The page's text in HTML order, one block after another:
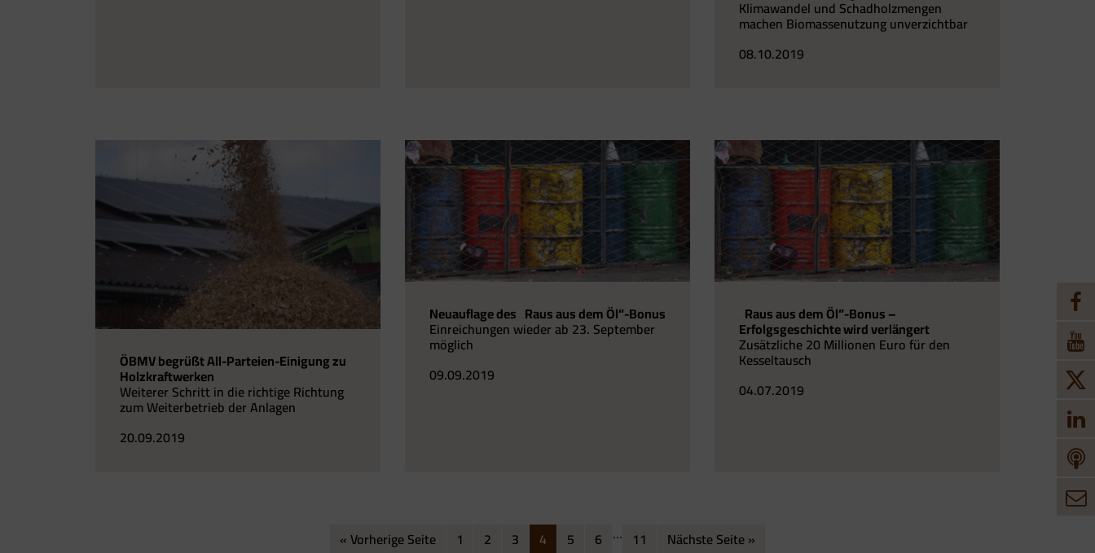
Klimawandel und Schadholzmengen
machen Biomassenutzung unverzichtbar
08.10.2019
ÖBMV begrüßt All-Parteien-Einigung zu
Holzkraftwerken
Weiterer Schritt in die richtige Richtung
zum Weiterbetrieb der Anlagen
20.09.2019
Neuauflage des „Raus aus dem Öl“-Bonus
Einreichungen wieder ab 23. September
möglich
09.09.2019
„Raus aus dem Öl“-Bonus –
Erfolgsgeschichte wird verlängert
Zusätzliche 20 Millionen Euro für den
Kesseltausch
04.07.2019
« Vorherige Seite 1 2 3 4 5 6 … 11 Nächste Seite »